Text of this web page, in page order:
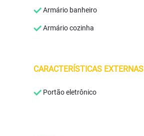
Armário banheiro
Armário cozinha
CARACTERÍSTICAS EXTERNAS
Portão eletrônico